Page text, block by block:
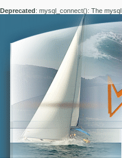
Deprecated: mysql_connect(): The